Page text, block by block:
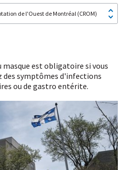
de l'Ouest de Montréal (CROM)
masque est obligatoire si vous
des symptômes d'infections
ou de gastro entérite.